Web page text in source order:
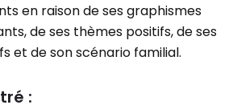
en raison de ses graphismes
de ses thèmes positifs, de ses
et de son scénario familial.
: